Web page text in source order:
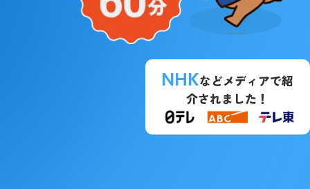
NHKなどメディアで紹
介されました！